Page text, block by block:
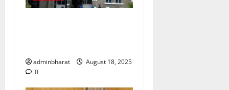
adminbharat
August 18, 2025
0